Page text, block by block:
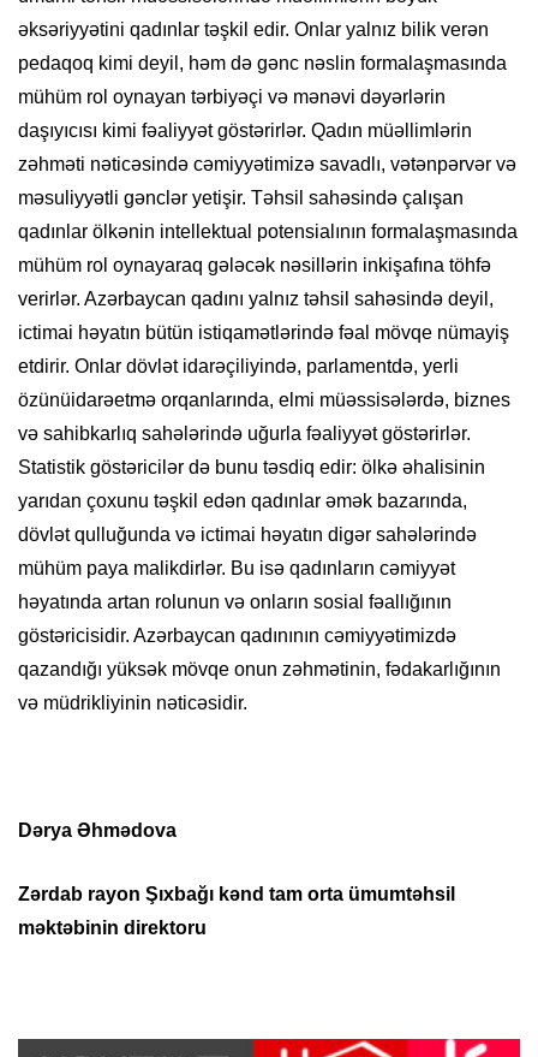
əksəriyyətini qadınlar təşkil edir. Onlar yalnız bilik verən
pedaqoq kimi deyil, həm də gənc nəslin formalaşmasında
mühüm rol oynayan tərbiyəçi və mənəvi dəyərlərin
daşıyıcısı kimi fəaliyyət göstərirlər. Qadın müəllimlərin
zəhməti nəticəsində cəmiyyətimizə savadlı, vətənpərvər və
məsuliyyətli gənclər yetişir. Təhsil sahəsində çalışan
qadınlar ölkənin intellektual potensialının formalaşmasında
mühüm rol oynayaraq gələcək nəsillərin inkişafına töhfə
verirlər. Azərbaycan qadını yalnız təhsil sahəsində deyil,
ictimai həyatın bütün istiqamətlərində fəal mövqe nümayiş
etdirir. Onlar dövlət idarəçiliyində, parlamentdə, yerli
özünüidarəetmə orqanlarında, elmi müəssisələrdə, biznes
və sahibkarlıq sahələrində uğurla fəaliyyət göstərirlər.
Statistik göstəricilər də bunu təsdiq edir: ölkə əhalisinin
yarıdan çoxunu təşkil edən qadınlar əmək bazarında,
dövlət qulluğunda və ictimai həyatın digər sahələrində
mühüm paya malikdirlər. Bu isə qadınların cəmiyyət
həyatında artan rolunun və onların sosial fəallığının
göstəricisidir. Azərbaycan qadınının cəmiyyətimizdə
qazandığı yüksək mövqe onun zəhmətinin, fədakarlığının
və müdrikliyinin nəticəsidir.
Dərya Əhmədova
Zərdab rayon Şıxbağı kənd tam orta ümumtəhsil
məktəbinin direktoru